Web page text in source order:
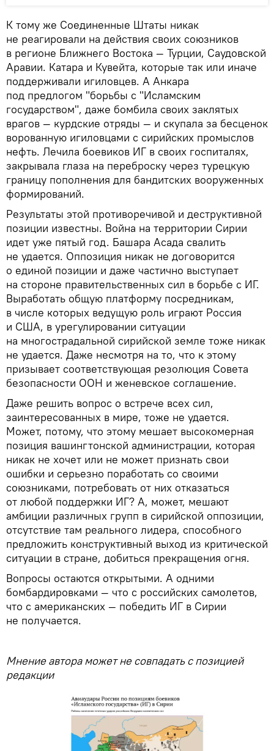
К тому же Соединенные Штаты никак
не реагировали на действия своих союзников
в регионе Ближнего Востока — Турции, Саудовской
Аравии. Катара и Кувейта, которые так или иначе
поддерживали игиловцев. А Анкара
под предлогом "борьбы с "Исламским
государством", даже бомбила своих заклятых
врагов — курдские отряды — и скупала за бесценок
ворованную игиловцами с сирийских промыслов
нефть. Лечила боевиков ИГ в своих госпиталях,
закрывала глаза на переброску через турецкую
границу пополнения для бандитских вооруженных
формирований.
Результаты этой противоречивой и деструктивной
позиции известны. Война на территории Сирии
идет уже пятый год. Башара Асада свалить
не удается. Оппозиция никак не договорится
о единой позиции и даже частично выступает
на стороне правительственных сил в борьбе с ИГ.
Выработать общую платформу посредникам,
в числе которых ведущую роль играют Россия
и США, в урегулировании ситуации
на многострадальной сирийской земле тоже никак
не удается. Даже несмотря на то, что к этому
призывает соответствующая резолюция Совета
безопасности ООН и женевское соглашение.
Даже решить вопрос о встрече всех сил,
заинтересованных в мире, тоже не удается.
Может, потому, что этому мешает высокомерная
позиция вашингтонской администрации, которая
никак не хочет или не может признать свои
ошибки и серьезно поработать со своими
союзниками, потребовать от них отказаться
от любой поддержки ИГ? А, может, мешают
амбиции различных групп в сирийской оппозиции,
отсутствие там реального лидера, способного
предложить конструктивный выход из критической
ситуации в стране, добиться прекращения огня.
Вопросы остаются открытыми. А одними
бомбардировками — что с российских самолетов,
что с американских — победить ИГ в Сирии
не получается.
Мнение автора может не совпадать с позицией
редакции